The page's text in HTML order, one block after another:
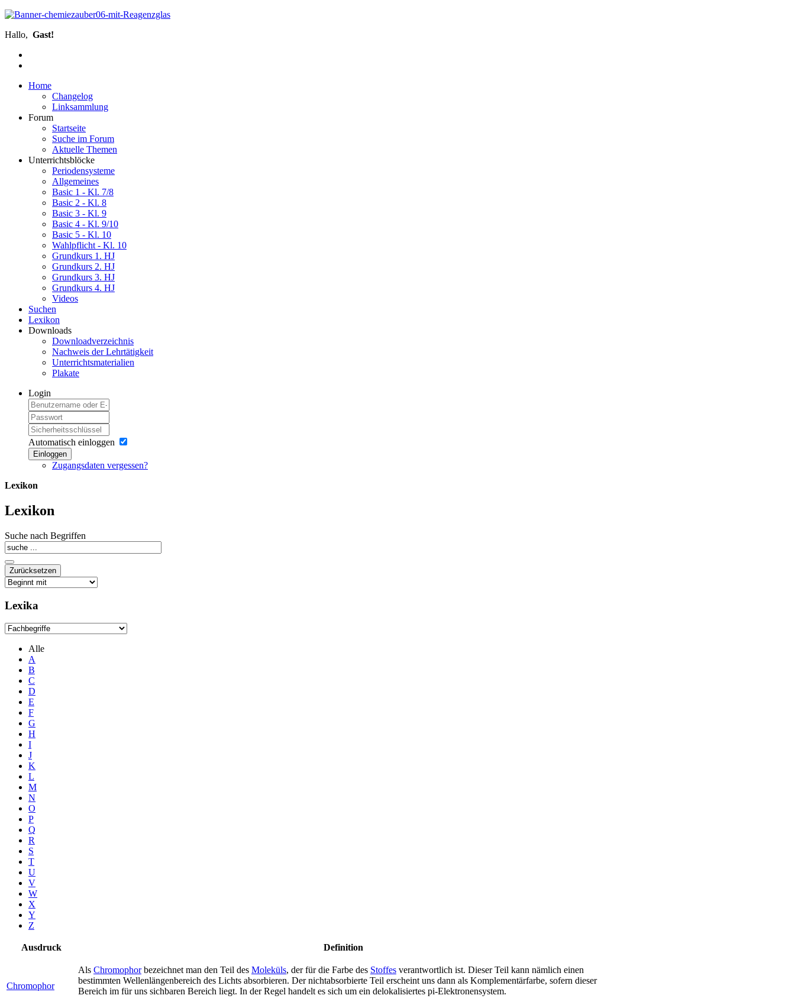
Hallo, Gast!
Home
Changelog
Linksammlung
Forum
Startseite
Suche im Forum
Aktuelle Themen
Unterrichtsblöcke
Periodensysteme
Allgemeines
Basic 1 - Kl. 7/8
Basic 2 - Kl. 8
Basic 3 - Kl. 9
Basic 4 - Kl. 9/10
Basic 5 - Kl. 10
Wahlpflicht - Kl. 10
Grundkurs 1. HJ
Grundkurs 2. HJ
Grundkurs 3. HJ
Grundkurs 4. HJ
Videos
Suchen
Lexikon
Downloads
Downloadverzeichnis
Nachweis der Lehrtätigkeit
Unterrichtsmaterialien
Plakate
Login
Automatisch einloggen
Einloggen
Zugangsdaten vergessen?
Lexikon
Lexikon
Suche nach Begriffen
Lexika
Alle
A
B
C
D
E
F
G
H
I
J
K
L
M
N
O
P
Q
R
S
T
U
V
W
X
Y
Z
Ausdruck Definition
Chromophor
Als Chromophorbezeichnet man den Teil des Moleküls, der für die Farbe des Stoffes verantwortlich ist. Dieser Teil kann nämlich einen
bestimmten Wellenlängenbereich des Lichts absorbieren. Der nichtabsorbierte Teil erscheint uns dann als Komplementärfarbe, sofern dieser
Bereich im für uns sichbaren Bereich liegt. In der Regel handelt es sich um ein delokalisiertes pi-Elektronensystem.